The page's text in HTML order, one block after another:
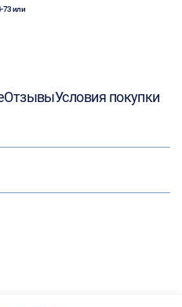
73или
ОтзывыУсловия покупки